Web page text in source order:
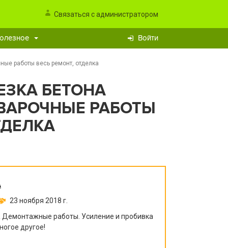
Связаться с администратором
Войти
работы весь ремонт, отделка
БЕТОНА
РАБОТЫ
23 ноября 2018 г.
работы. Усиление и пробивка
другое!